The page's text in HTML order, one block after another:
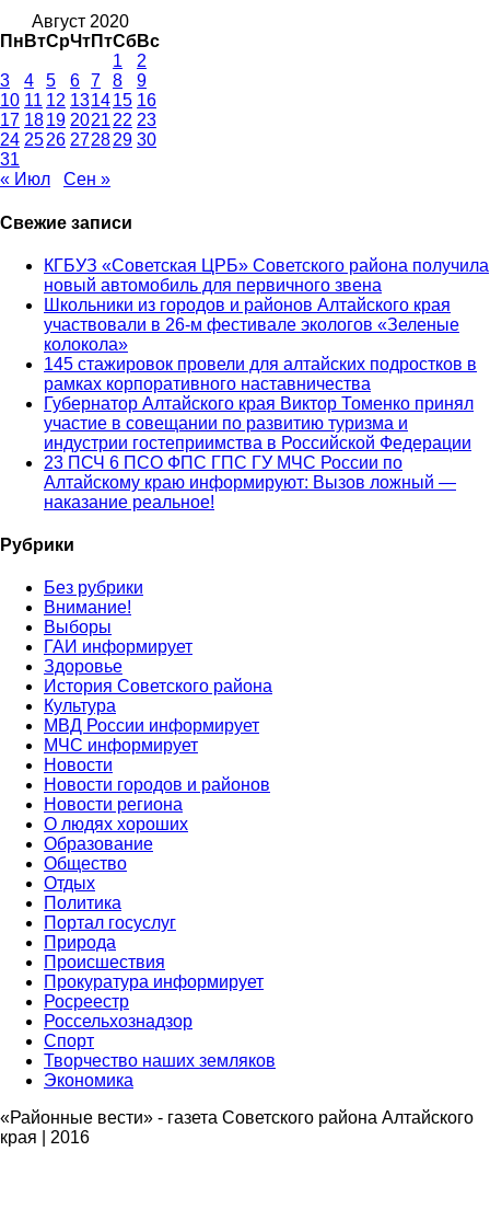
Август 2020
Пн ВтСрЧтПтСбВс
1
2
3
4 5 6 7 8
9
10 11 12 131415 16
17 1819 2021 22 23
24 2526 272829 30
31
« Июл
Сен »
Свежие записи
КГБУЗ «Советская ЦРБ» Советского района получила
новый автомобиль для первичного звена
Школьники из городов и районов Алтайского края
участвовали в 26-м фестивале экологов «Зеленые
колокола»
145 стажировок провели для алтайских подростков в
рамках корпоративного наставничества
Губернатор Алтайского края Виктор Томенко принял
участие в совещании по развитию туризма и
индустрии гостеприимства в Российской Федерации
23 ПСЧ 6 ПСО ФПС ГПС ГУ МЧС России по
Алтайскому краю информируют: Вызов ложный —
наказание реальное!
Рубрики
Без рубрики
Внимание!
Выборы
ГАИ информирует
Здоровье
История Советского района
Культура
МВД России информирует
МЧС информирует
Новости
Новости городов и районов
Новости региона
О людях хороших
Образование
Общество
Отдых
Политика
Портал госуслуг
Природа
Происшествия
Прокуратура информирует
Росреестр
Россельхознадзор
Спорт
Творчество наших земляков
Экономика
«Районные вести» - газета Советского района Алтайского
края | 2016